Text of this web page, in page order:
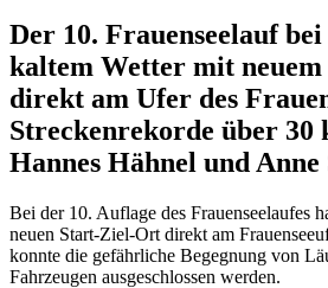
Der 10. Frauenseelauf
kaltem Wetter mit
direkt am Ufer des
Streckenrekorde über 30
Hannes Hähnel und Anne
Bei der 10. Auflage des Frauenseelaufes
neuen Start-Ziel-Ort direkt am
konnte die gefährliche Begegnung von
Fahrzeugen ausgeschlossen werden.